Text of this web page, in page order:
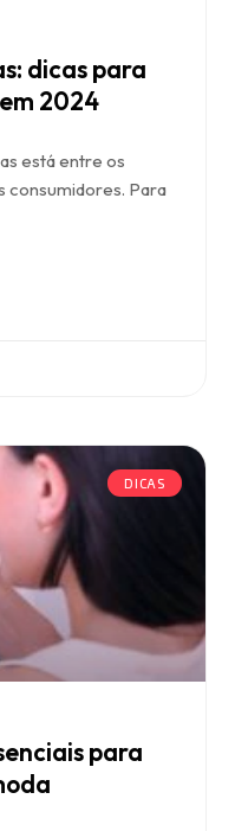
dicas para
2024
está entre os
consumidores. Para
DICAS
para